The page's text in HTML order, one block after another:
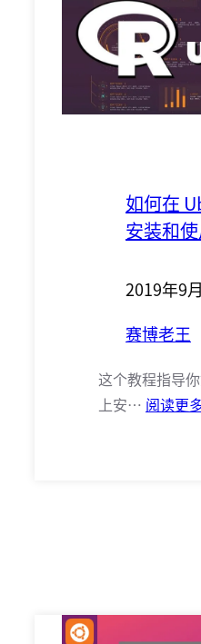
如何在
安装和
2019年9
赛博老王
这个教程指导
上安… 阅读更